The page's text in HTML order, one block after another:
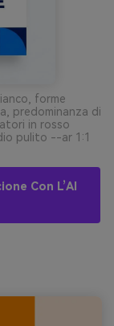
forme
predominanza di
in rosso
pulito --ar 1:1
Con L’AI